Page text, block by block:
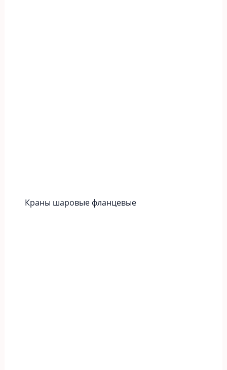
Краны шаровые фланцевые